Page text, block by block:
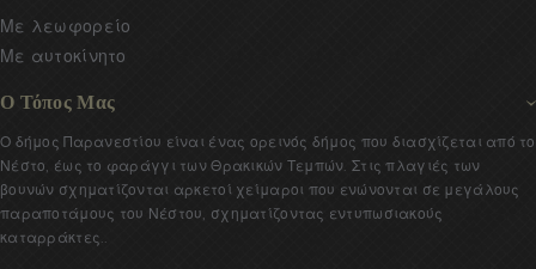
Με λεωφορείο
Με αυτοκίνητο
Ο Τόπος Μας
Ο δήμος Παρανεστίου είναι ένας ορεινός δήμος που διασχίζεται από το
Νέστο, έως το φαράγγι των Θρακικών Τεμπών. Στις πλαγιές των
βουνών σχηματίζονται αρκετοί χείμαροι που ενώνονται σε μεγάλους
παραποτάμους του Νέστου, σχηματίζοντας εντυπωσιακούς
καταρράκτες..